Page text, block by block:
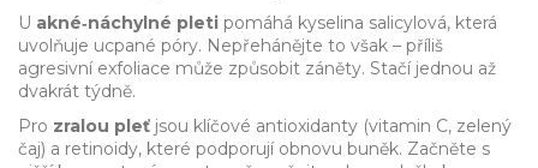
U akné‑náchylné pleti pomáhá kyselina salicylová, která
uvolňuje ucpané póry. Nepřehánějte to však – příliš
agresivní exfoliace může způsobit záněty. Stačí jednou až
dvakrát týdně.
Pro zralou pleť jsou klíčové antioxidanty (vitamin C, zelený
čaj) a retinoidy, které podporují obnovu buněk. Začněte s